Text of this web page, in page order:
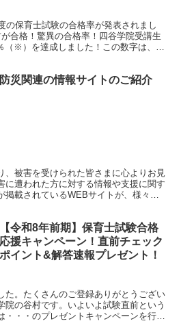
の保育士試験の合格率が発表されまし
合格！驚異の合格率！四谷学院受講生
（※）を達成しました！この数字は、厚
防災関連の情報サイトのご紹介
、被害を受けられた皆さまに心よりお見
に遭われた方に対する情報や支援に関す
掲載されているWEBサイトが、様々な
【令和8年前期】保育士試験合格
応援キャンペーン！直前チェック
ポイント&解答速報プレゼント！
。たくさんのご登録ありがとうござい
院の谷村です。いよいよ試験直前という
・・・のプレゼントキャンペーンを行い